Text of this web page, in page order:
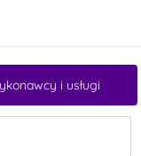
i usługi